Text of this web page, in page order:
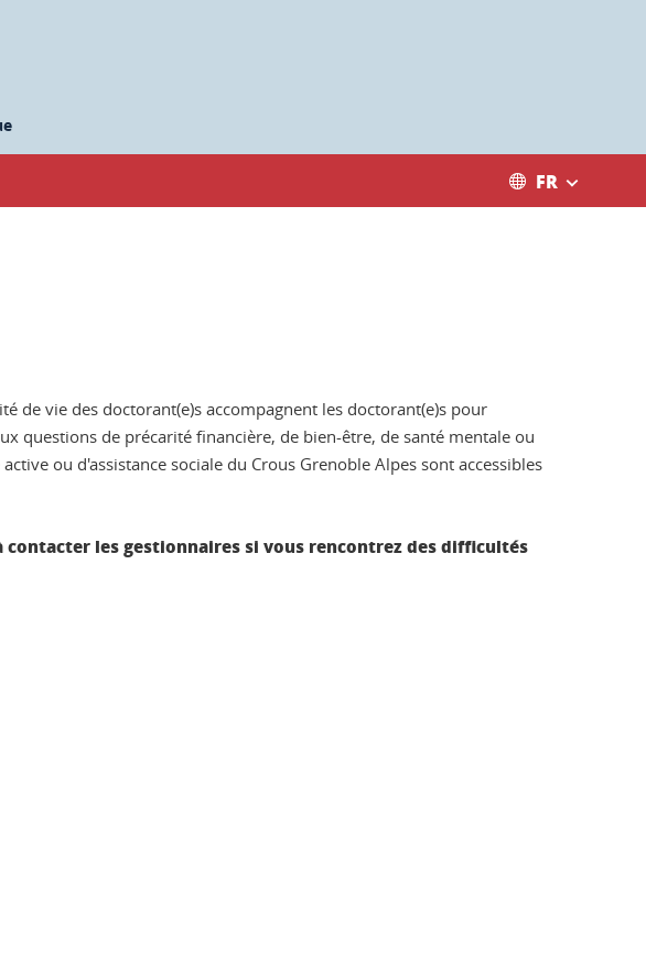
FR
de vie des doctorant(e)s accompagnent les doctorant(e)s pour
questions de précarité financière, de bien-être, de santé mentale ou
ou d'assistance sociale du Crous Grenoble Alpes sont accessibles
les gestionnaires si vous rencontrez des difficultés